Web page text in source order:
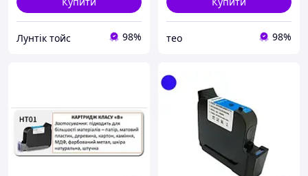
Лунтік тойс 98% тео 98%